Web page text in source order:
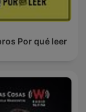
Por qué leer